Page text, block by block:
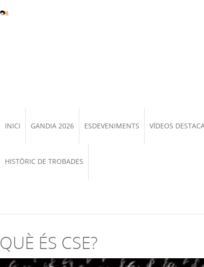
INICI GANDIA 2026 ESDEVENIMENTS VÍDEOS
HISTÒRIC DE TROBADES
QUÈ ÉS CSE?